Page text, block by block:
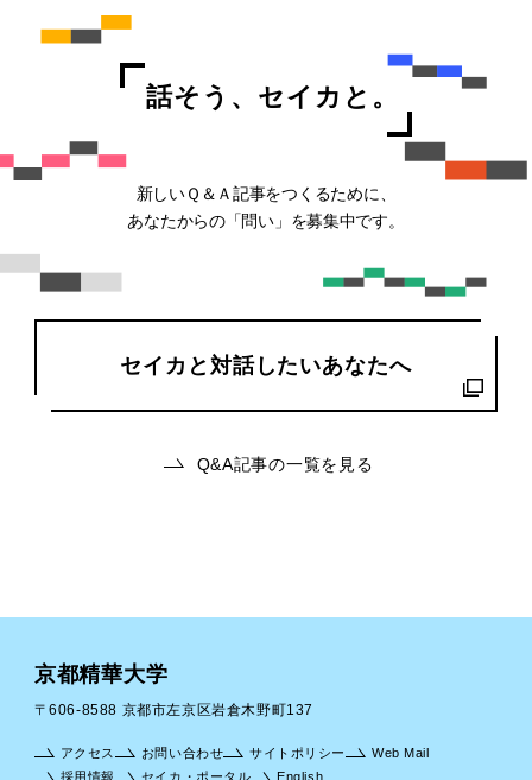
話そう、セイカと。
新しいＱ＆Ａ記事をつくるために、
あなたからの「問い」を募集中です。
セイカと対話したいあなたへ
Q&A記事の一覧を見る
京都精華大学
〒606-8588 京都市左京区岩倉木野町137
アクセス お問い合わせ サイトポリシー
Web Mail
採用情報
セイカ・ポータル English